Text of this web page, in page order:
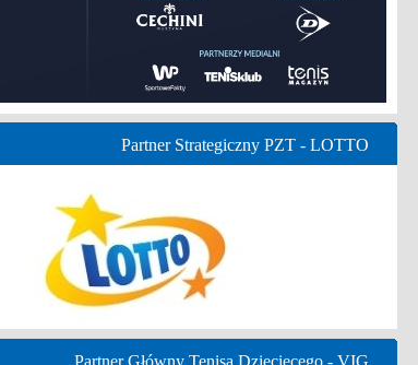
Partner Strategiczny PZT - LOTTO
Partner Główny Tenisa Dziecięcego - VIG